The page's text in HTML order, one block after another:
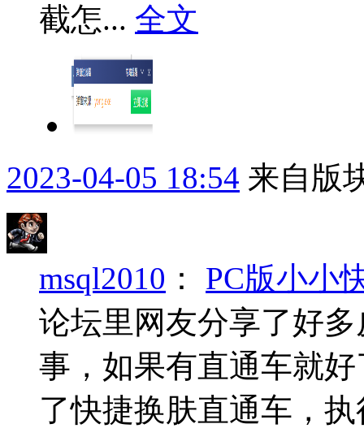
截怎... 全文
2023-04-05 18:54 来自版
msql2010 ： PC版小小
论坛里网友分享了好
事，如果有直通车就
了快捷换肤直通车，